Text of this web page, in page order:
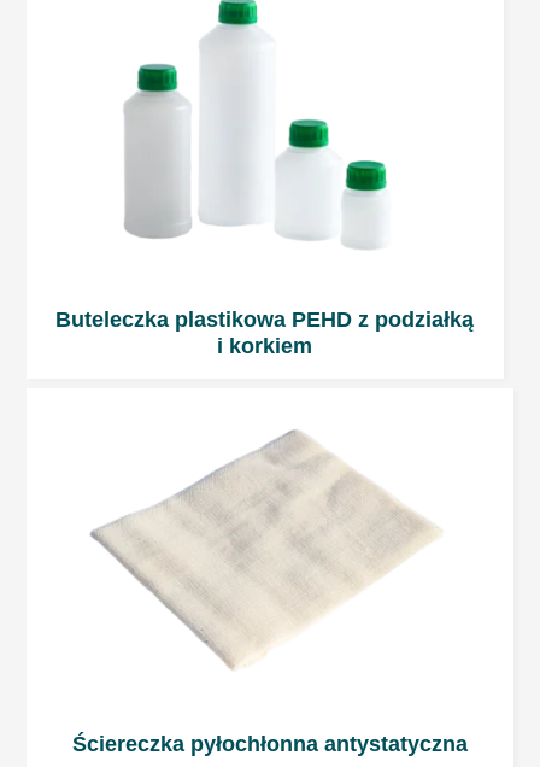
Buteleczka plastikowa PEHD z podziałką
i korkiem
Ściereczka pyłochłonna antystatyczna